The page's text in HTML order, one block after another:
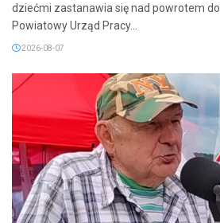
dziećmi zastanawia się nad powrotem
Powiatowy Urząd Pracy...
2026-08-07